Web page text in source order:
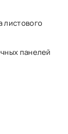
листового
панелей